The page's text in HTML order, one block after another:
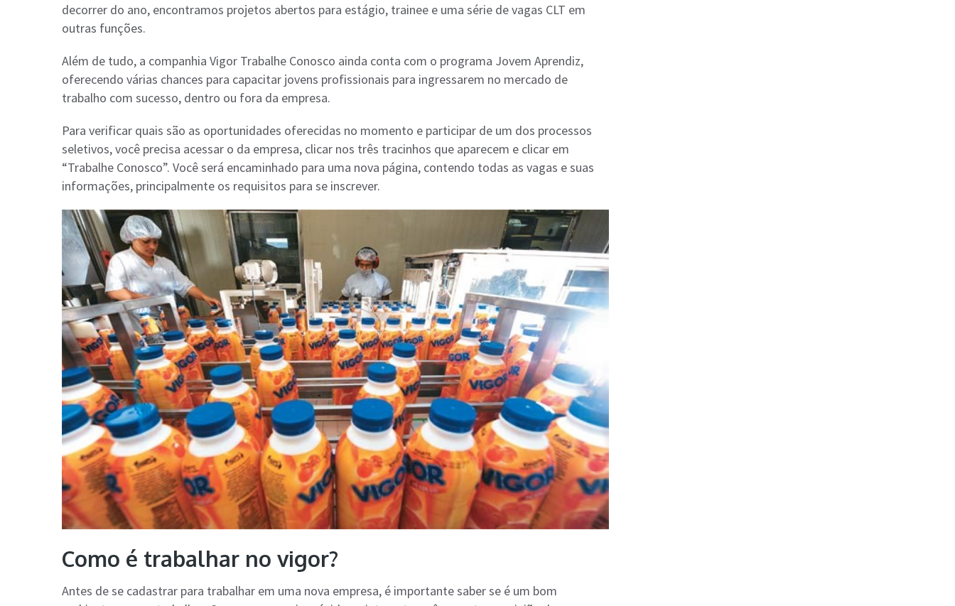
decorrer do ano, encontramos projetos abertos para estágio, trainee e uma série de vagas CLT em
outras funções.
Além de tudo, a companhia Vigor Trabalhe Conosco ainda conta com o programa Jovem Aprendiz,
oferecendo várias chances para capacitar jovens profissionais para ingressarem no mercado de
trabalho com sucesso, dentro ou fora da empresa.
Para verificar quais são as oportunidades oferecidas no momento e participar de um dos processos
seletivos, você precisa acessar o da empresa, clicar nos três tracinhos que aparecem e clicar em
“Trabalhe Conosco”. Você será encaminhado para uma nova página, contendo todas as vagas e suas
informações, principalmente os requisitos para se inscrever.
Como é trabalhar no vigor?
Antes de se cadastrar para trabalhar em uma nova empresa, é importante saber se é um bom